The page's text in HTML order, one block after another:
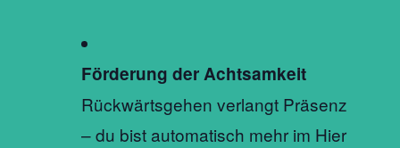
Förderung der Achtsamkeit
Rückwärtsgehen verlangt Präsenz
– du bist automatisch mehr im Hier